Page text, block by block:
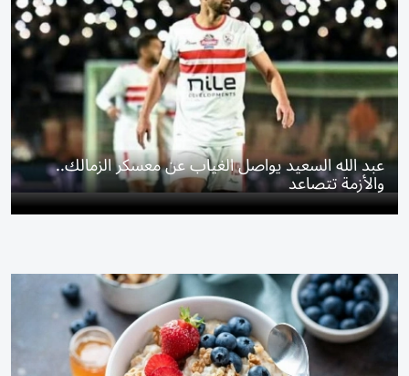
عبد الله السعيد يواصل الغياب عن معسكر الزمالك..
والأزمة تتصاعد